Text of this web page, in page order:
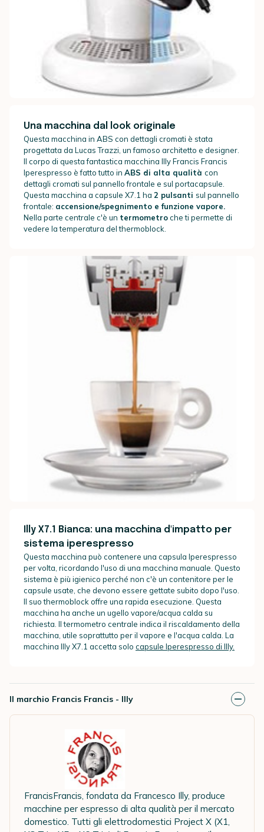
Una macchina dal look originale
Questa macchina in ABS con dettagli cromati è stata
progettata da Lucas Trazzi, un famoso architetto e designer.
Il corpo di questa fantastica macchina Illy Francis Francis
Iperespresso è fatto tutto in ABS di alta qualità con
dettagli cromati sul pannello frontale e sul portacapsule.
Questa macchina a capsule X7.1 ha 2 pulsanti sul pannello
frontale: accensione/spegnimento e funzione vapore.
Nella parte centrale c'è un termometroche ti permette di
vedere la temperatura del thermoblock.
Illy X7.1 Bianca: una macchina d'impatto per
sistema iperespresso
Questa macchina può contenere una capsula Iperespresso
per volta, ricordando l'uso di una macchina manuale. Questo
sistema è più igienico perché non c'è un contenitore per le
capsule usate, che devono essere gettate subito dopo l'uso.
Il suo thermoblock offre una rapida esecuzione. Questa
macchina ha anche un ugello vapore/acqua calda su
richiesta. Il termometro centrale indica il riscaldamento della
macchina, utile soprattutto per il vapore e l'acqua calda. La
macchina Illy X7.1 accetta solo capsule Iperespresso di Illy.
Il marchio Francis Francis - Illy
FrancisFrancis, fondata da Francesco Illy, produce
macchine per espresso di alta qualità per il mercato
domestico. Tutti gli elettrodomestici Project X (X1,